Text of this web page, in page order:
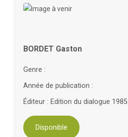
BORDET Gaston
Genre :
Année de publication :
Éditeur : Edition du dialogue 1985
Disponible